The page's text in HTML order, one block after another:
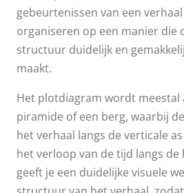
gebeurtenissen van een
organiseren op een manier die
structuur duidelijk en
maakt.
Het plotdiagram wordt meestal
piramide of een berg, waarbij
het verhaal langs de verticale
het verloop van de tijd langs
geeft je een duidelijke visuele